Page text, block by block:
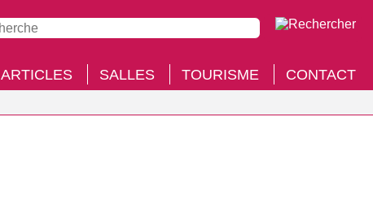
ARTICLES SALLES TOURISME CONTACT